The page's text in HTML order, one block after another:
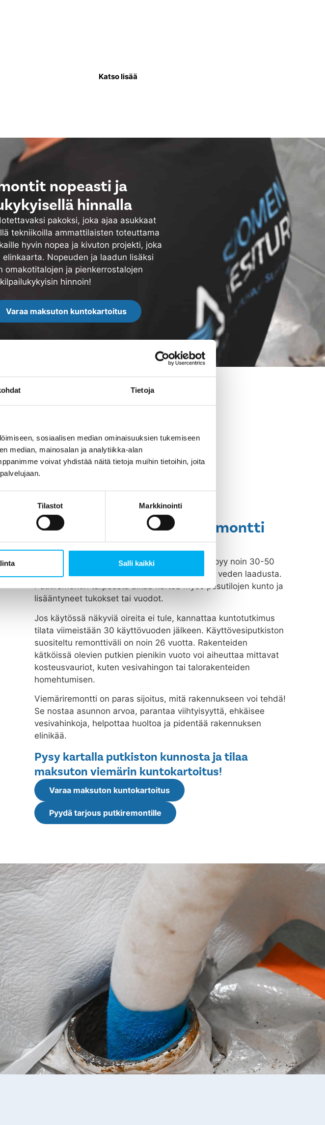
Tietoja
sosiaalisen median ominaisuuksien tukemiseen
median, mainosalan ja analytiikka-alan
voivat yhdistää näitä tietoja muihin tietoihin, joita
Tilastot Markkinointi
Salli kaikki
Katso lisää
nopeasti ja
hinnalla
pakoksi, joka ajaa asukkaat
tekniikoilla ammattilaisten toteuttama
hyvin nopea ja kivuton projekti, joka
Nopeuden ja laadun lisäksi
omakotitalojen ja pienkerrostalojen
hinnoin!
Varaa maksuton kuntokartoitus
Koska viemäri- tai putkiremontti
tehdään?
Rakennuksen putkisto vanhenee, kuluu ja syöpyy noin 30-50
vuodessa, riippuen putkiston materiaaleista ja veden laadusta.
Putkiremontin tarpeesta alkaa kertoa myös pesutilojen kunto ja
lisääntyneet tukokset tai vuodot.
Jos käytössä näkyviä oireita ei tule, kannattaa kuntotutkimus
tilata viimeistään 30 käyttövuoden jälkeen. Käyttövesiputkiston
suositeltu remonttiväli on noin 26 vuotta. Rakenteiden
kätköissä olevien putkien pienikin vuoto voi aiheuttaa mittavat
kosteusvauriot, kuten vesivahingon tai talorakenteiden
homehtumisen.
Viemäriremontti on paras sijoitus, mitä rakennukseen voi tehdä!
Se nostaa asunnon arvoa, parantaa viihtyisyyttä, ehkäisee
vesivahinkoja, helpottaa huoltoa ja pidentää rakennuksen
elinikää.
Pysy kartalla putkiston kunnosta ja tilaa
maksuton viemärin kuntokartoitus!
Varaa maksuton kuntokartoitus
Pyydä tarjous putkiremontille